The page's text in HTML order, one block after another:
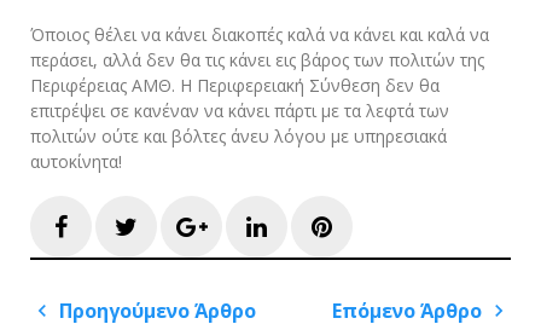
Όποιος θέλει να κάνει διακοπές καλά να κάνει και καλά να
περάσει, αλλά δεν θα τις κάνει εις βάρος των πολιτών της
Περιφέρειας ΑΜΘ. Η Περιφερειακή Σύνθεση δεν θα
επιτρέψει σε κανέναν να κάνει πάρτι με τα λεφτά των
πολιτών ούτε και βόλτες άνευ λόγου με υπηρεσιακά
αυτοκίνητα!
FacebookTwitterGoogle+LinkedInPinterest
Πλοήγηση
Προηγούμενο Άρθρο Επόμενο Άρθρο